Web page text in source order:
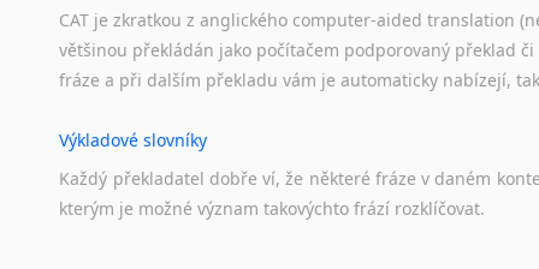
CAT je zkratkou z anglického computer-aided translation
většinou překládán jako počítačem podporovaný překlad
fráze a při dalším překladu vám je automaticky nabízejí,
Výkladové slovníky
Každý překladatel dobře ví, že některé fráze v daném
kterým je možné význam takovýchto frází rozklíčovat.